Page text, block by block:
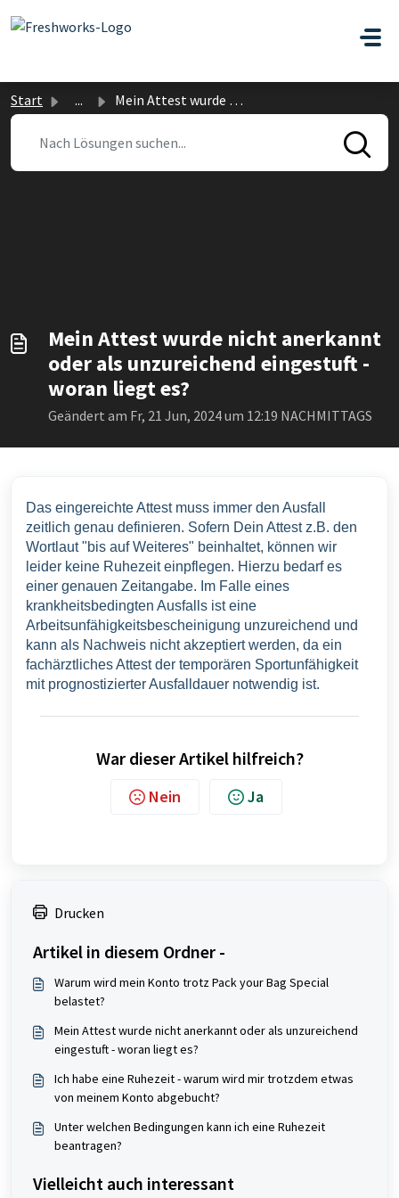
Zum hauptsächlichen Inhalt gehen
Start ... Mein Attest wurde nicht anerkannt oder als unzureichend e...
Mein Attest wurde nicht anerkannt
oder als unzureichend eingestuft -
woran liegt es?
Geändert am Fr, 21 Jun, 2024 um 12:19 NACHMITTAGS
Das eingereichte Attest muss immer den Ausfall
zeitlich genau definieren. Sofern Dein Attest z.B. den
Wortlaut "bis auf Weiteres" beinhaltet, können wir
leider keine Ruhezeit einpflegen. Hierzu bedarf es
einer genauen Zeitangabe. Im Falle eines
krankheitsbedingten Ausfalls ist eine
Arbeitsunfähigkeitsbescheinigung unzureichend und
kann als Nachweis nicht akzeptiert werden, da ein
fachärztliches Attest der temporären Sportunfähigkeit
mit prognostizierter Ausfalldauer notwendig ist.
War dieser Artikel hilfreich?
Nein Ja
Drucken
Artikel in diesem Ordner -
Warum wird mein Konto trotz Pack your Bag Special
belastet?
Mein Attest wurde nicht anerkannt oder als unzureichend
eingestuft - woran liegt es?
Ich habe eine Ruhezeit - warum wird mir trotzdem etwas
von meinem Konto abgebucht?
Unter welchen Bedingungen kann ich eine Ruhezeit
beantragen?
Vielleicht auch interessant